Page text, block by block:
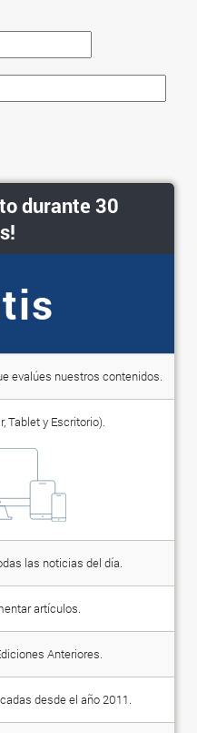
durante 30
evalúes nuestros contenidos.
Tablet y Escritorio).
las noticias del día.
artículos.
Anteriores.
desde el año 2011.